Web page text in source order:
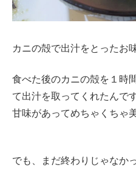
カニの殻で出汁をとったお
食べた後のカニの殻を１時
て出汁を取ってくれたんで
甘味があってめちゃくちゃ
でも、まだ終わりじゃなか